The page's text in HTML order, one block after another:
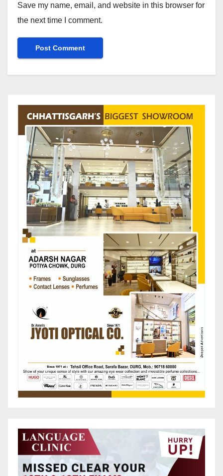
Save my name, email, and website in this browser for
the next time I comment.